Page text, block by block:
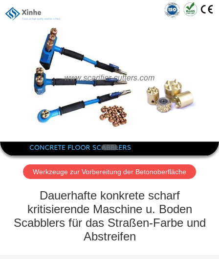
HAUSE
PRODUKTE
ÜBER
UNS
WERKSBESICHTIGUNG
QUALITÄTSKONTROLLE
Industry
Co.,
Werkzeuge zur Vorbereitung der Betonoberfläche
Dauerhafte konkrete scharf
kritisierende Maschine u. Boden
Scabblers für das Straßen-Farbe und
Abstreifen